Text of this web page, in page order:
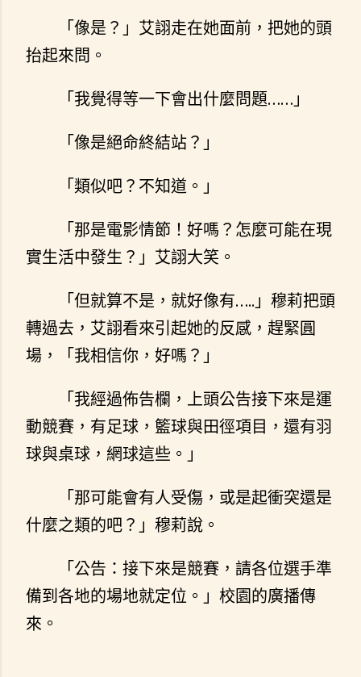
「像是？」艾詡走在她面前，把她的頭
抬起來問。
「我覺得等一下會出什麼問題……」
「像是絕命終結站？」
「類似吧？不知道。」
「那是電影情節！好嗎？怎麼可能在現
實生活中發生？」艾詡大笑。
「但就算不是，就好像有…..」穆莉把頭
轉過去，艾詡看來引起她的反感，趕緊圓
場，「我相信你，好嗎？」
「我經過佈告欄，上頭公告接下來是運
動競賽，有足球，籃球與田徑項目，還有羽
球與桌球，網球這些。」
「那可能會有人受傷，或是起衝突還是
什麼之類的吧？」穆莉說。
「公告：接下來是競賽，請各位選手準
備到各地的場地就定位。」校園的廣播傳
來。